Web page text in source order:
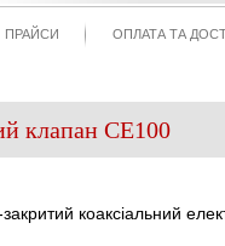
ПРАЙСИ ОПЛАТА ТА
клапан CE100
коаксіальний